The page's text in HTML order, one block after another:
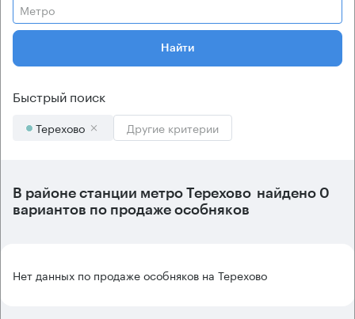
Метро
Найти
Быстрый поиск
Терехово Другие критерии
В районе станции метро Терехово найдено 0
вариантов по продаже особняков
Нет данных по продаже особняков на Терехово